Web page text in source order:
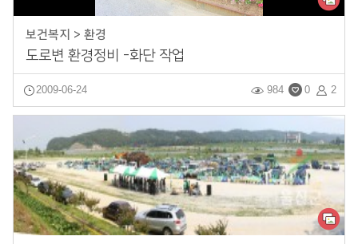
보건복지 > 환경
도로변 환경정비 -화단 작업
2009-06-24 2
0
984